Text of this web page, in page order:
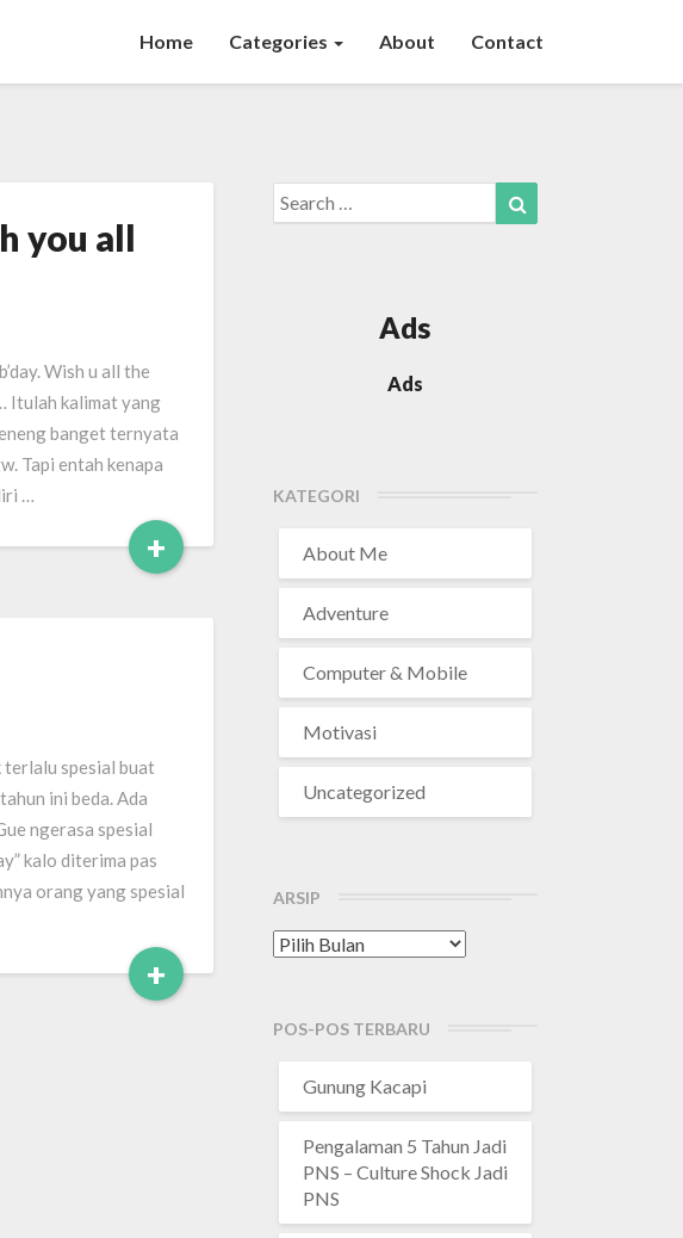
Home Categories About Contact
you all
Wish u all the
Itulah kalimat yang
banget ternyata
Tapi entah kenapa
…
+Read
More
spesial buat
ini beda. Ada
ngerasa spesial
kalo diterima pas
orang yang spesial
+Read
More
Search
for:
Ads
Ads
KATEGORI
About Me
Adventure
Computer & Mobile
Motivasi
Uncategorized
ARSIP
Arsip
POS-POS TERBARU
Gunung Kacapi
Pengalaman 5 Tahun Jadi
PNS – Culture Shock Jadi
PNS